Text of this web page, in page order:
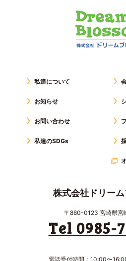
私達について
お知らせ
お問い合わせ
私達のSDGs
株式会社ドリー
〒880-0123 宮崎県宮
Tel 0985-
電話受付時間：10:00〜